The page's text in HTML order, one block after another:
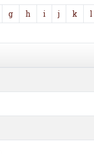
g h i j k l